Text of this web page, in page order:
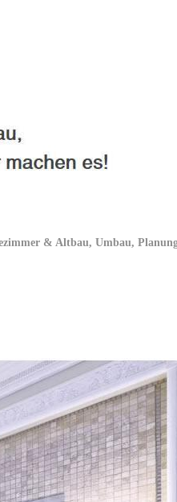
& Altbau, Umbau,